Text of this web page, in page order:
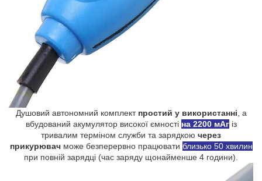
Душовий автономний комплект простий у використанні , а
вбудований акумулятор високої ємності на 2200 мАгіз
тривалим терміном служби та зарядкою через
прикурювачможе безперервно працювати близько 50 хвилин
при повній зарядці (час заряду щонайменше 4 години).